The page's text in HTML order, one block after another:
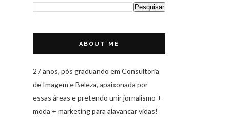
ABOUT ME
27 anos, pós graduando em Consultoria
de Imagem e Beleza, apaixonada por
essas áreas e pretendo unir jornalismo +
moda + marketing para alavancar vidas!